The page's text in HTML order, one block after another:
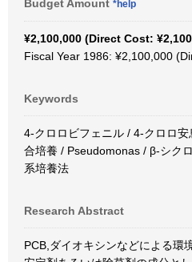
Budget Amount *help
¥2,100,000 (Direct Cost:
Fiscal Year 1986: ¥2,100,000
Keywords
4-クロロビフェニル / 4-クロロ
合培養 / Pseudomonas / β-シク
系培養法
Research Abstract
PCB,ダイオキシンなどによる環